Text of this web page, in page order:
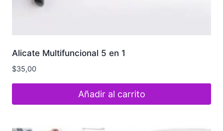
Alicate Multifuncional 5 en 1
$35,00
Añadir al carrito